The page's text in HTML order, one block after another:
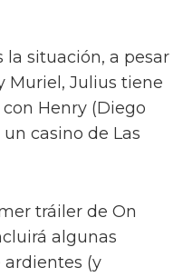
la situación, a pesar
Muriel, Julius tiene
Henry (Diego
casino de Las
tráiler de On
algunas
ardientes (y